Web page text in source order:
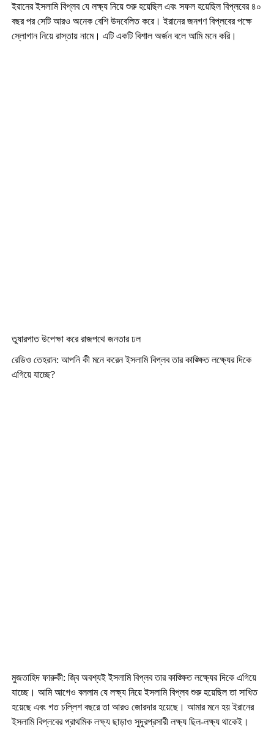
ইরানের ইসলামি বিপ্লব যে লক্ষ্য নিয়ে শুরু হয়েছিল এবং সফল হয়েছিল বিপ্লবের ৪০
বছর পর সেটি আরও অনেক বেশি উদবেলিত করে। ইরানের জনগণ বিপ্লবের পক্ষে
স্লোগান নিয়ে রাস্তায় নামে। এটি একটি বিশাল অর্জন বলে আমি মনে করি।
তুষারপাত উপেক্ষা করে রাজপথে জনতার ঢল
রেডিও তেহরান: আপনি কী মনে করেন ইসলামি বিপ্লব তার কাঙ্ক্ষিত লক্ষ্যের দিকে
এগিয়ে যাচ্ছে?
মুজতাহিদ ফারুকী: জ্বি অবশ্যই ইসলামি বিপ্লব তার কাঙ্ক্ষিত লক্ষ্যের দিকে এগিয়ে
যাচ্ছে। আমি আগেও বললাম যে লক্ষ্য নিয়ে ইসলামি বিপ্লব শুরু হয়েছিল তা সাধিত
হয়েছে এবং গত চল্লিশ বছরে তা আরও জোরদার হয়েছে। আমার মনে হয় ইরানের
ইসলামি বিপ্লবের প্রাথমিক লক্ষ্য ছাড়াও সুদূরপ্রসারী লক্ষ্য ছিল-লক্ষ্য থাকেই।